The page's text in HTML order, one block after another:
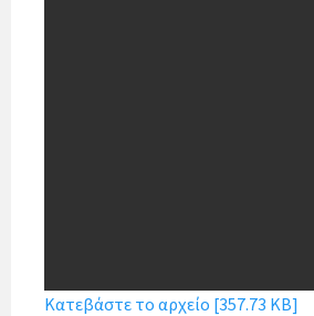
Κατεβάστε το αρχείο [357.73 KB]